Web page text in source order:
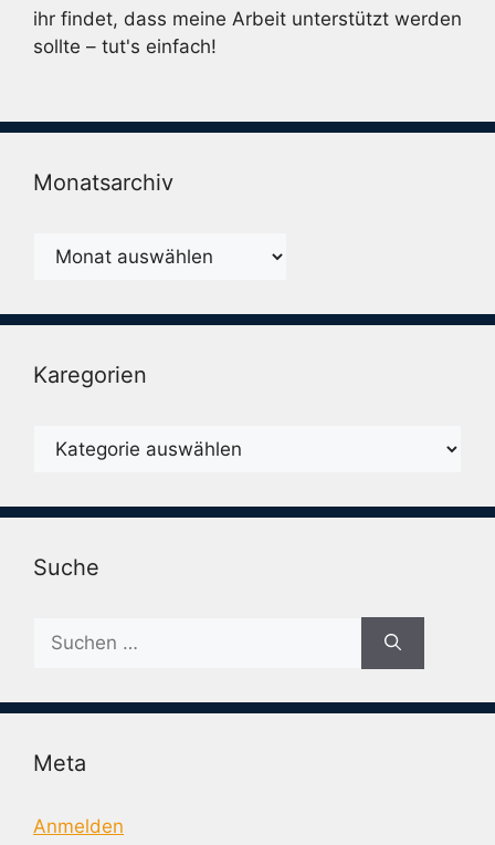
ihr findet, dass meine Arbeit unterstützt werden
sollte – tut's einfach!
Monatsarchiv
Monatsarchiv
Karegorien
Karegorien
Suche
Suche
nach:
Meta
Anmelden